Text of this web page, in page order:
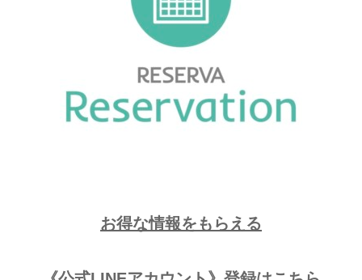
お得な情報をもらえる